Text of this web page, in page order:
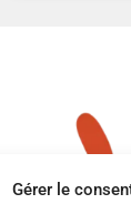
Gérer le